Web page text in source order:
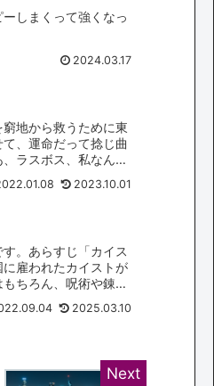
しまくって強くなっ
2024.03.17
地から救うために東
、運命だって捻じ曲
ラスボス、私なんで
2023.10.01
。あらすじ「カイス
雇われたカイストが
ちろん、呪術や錬金
2025.03.10